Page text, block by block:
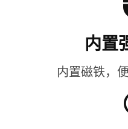
内置
内置磁铁，